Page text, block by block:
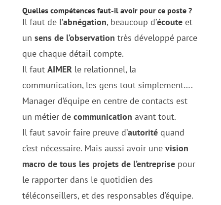
Quelles compétences faut-il avoir pour ce poste ?
Il faut de l’abnégation, beaucoup d’écouteet
un sens de l’observation très développé parce
que chaque détail compte.
Il faut AIMERle relationnel, la
communication, les gens tout simplement….
Manager d’équipe en centre de contacts est
un métier de communication avant tout.
Il faut savoir faire preuve d’autoritéquand
c’est nécessaire. Mais aussi avoir une vision
macro de tous les projets de l’entreprisepour
le rapporter dans le quotidien des
téléconseillers, et des responsables d’équipe.